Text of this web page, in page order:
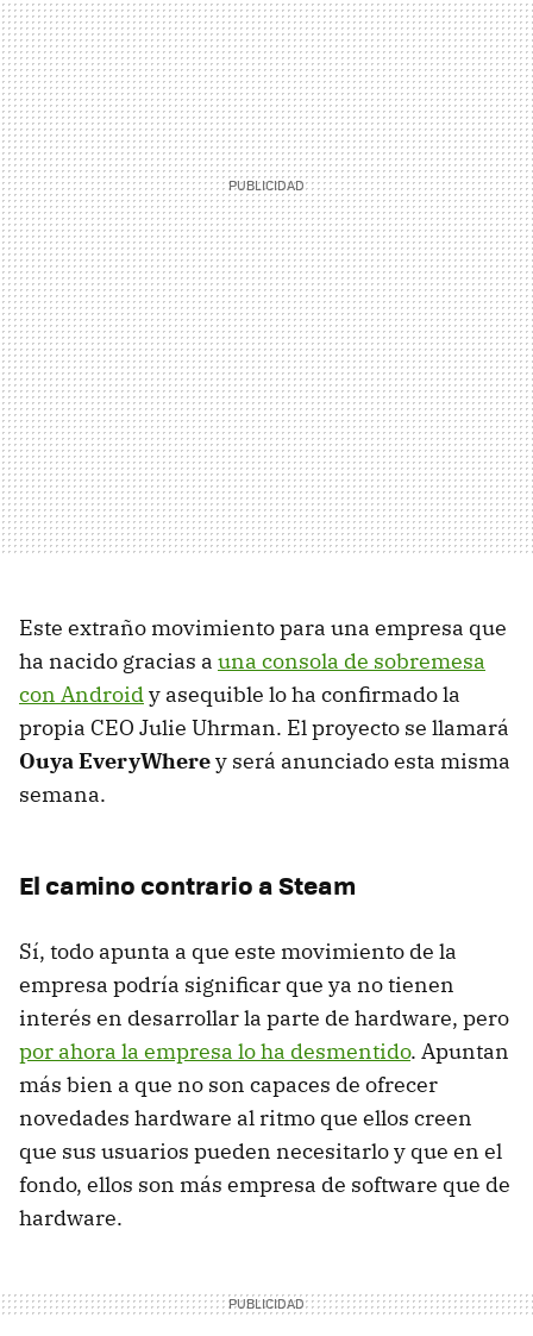
Este extraño movimiento para una empresa que
ha nacido gracias a una consola de sobremesa
con Androidy asequible lo ha confirmado la
propia CEO Julie Uhrman. El proyecto se llamará
Ouya EveryWherey será anunciado esta misma
semana.
El camino contrario a Steam
Sí, todo apunta a que este movimiento de la
empresa podría significar que ya no tienen
interés en desarrollar la parte de hardware, pero
por ahora la empresa lo ha desmentido. Apuntan
más bien a que no son capaces de ofrecer
novedades hardware al ritmo que ellos creen
que sus usuarios pueden necesitarlo y que en el
fondo, ellos son más empresa de software que de
hardware.